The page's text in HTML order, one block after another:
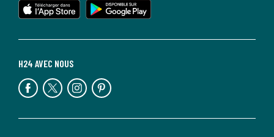
H24 AVEC NOUS